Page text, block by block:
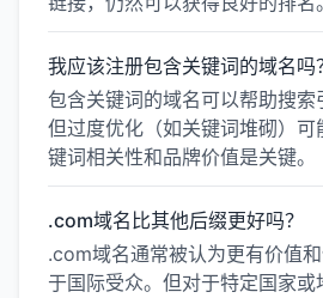
我应该注册包含关键词的域名吗
包含关键词的域名可以帮助搜索
但过度优化（如关键词堆砌）可
键词相关性和品牌价值是关键。
.com域名比其他后缀更好吗？
.com域名通常被认为更有价值
于国际受众。但对于特定国家或